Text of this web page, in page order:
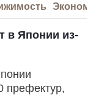
в Японии из-
префектур,